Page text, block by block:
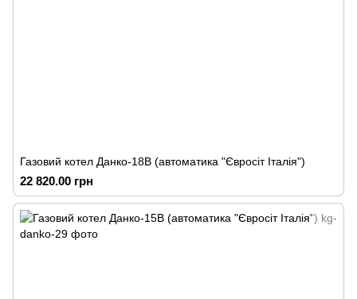
Газовий котел Данко-18В (автоматика "Євросіт Італія")
22 820.00 грн